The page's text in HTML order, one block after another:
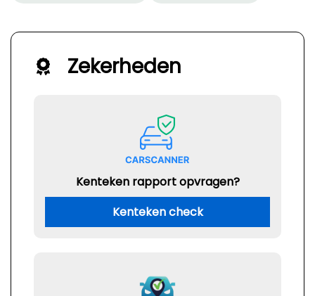
Zekerheden
Kenteken rapport opvragen?
Kenteken check